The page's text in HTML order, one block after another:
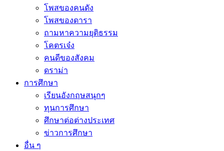
โพสของคนดัง
โพสของดารา
ถามหาความยุติธรรม
โคตรเจ๋ง
คนดีของสังคม
ดราม่า
การศึกษา
เรียนอังกฤษสนุกๆ
ทุนการศึกษา
ศึกษาต่อต่างประเทศ
ข่าวการศึกษา
อื่น ๆ